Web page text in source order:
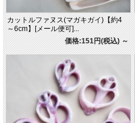
カットルファヌス(マガキガイ)【約4
～6cm】[メール便可]...
価格:151円(税込)～